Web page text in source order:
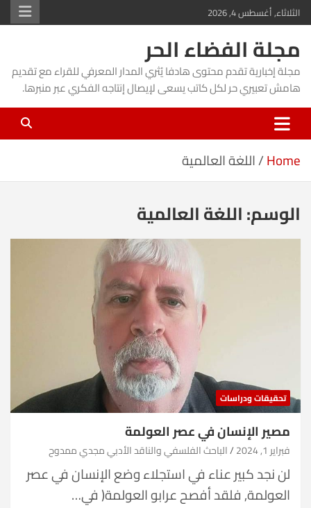
Skip
to
content
الثلاثاء, أغسطس 4, 2026
مجلة الفضاء الحر
مجلة إخبارية تقدم محتوى هادفا يُثري المدار المعرفي للقراء مع تقديم
هامش تعبيري حر لكل كاتب يسعى لإيصال إنتاجه الفكري عبر منبرها.
Home اللغة العالمية
الوسم:اللغة العالمية
تحقيقات ودراسات
مصير الإنسان في عصر العولمة
فبراير 1, 2024 الباحث الفلسفي والناقد الأدبي مجدي ممدوح
لن نجد كبير عناء في استجلاء وضع الإنسان في عصر
العولمة, فلقد أفصح عرابو العولمة( في…